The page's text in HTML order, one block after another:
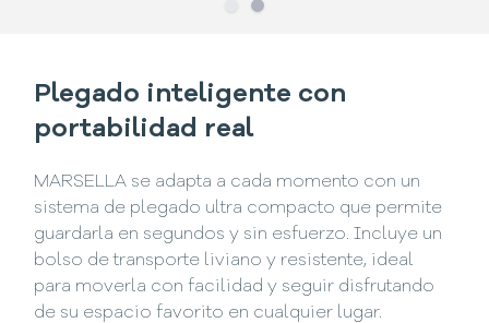
SlideSlide
Plegado inteligente con
portabilidad real
MARSELLA se adapta a cada momento con un
sistema de plegado ultra compacto que permite
guardarla en segundos y sin esfuerzo. Incluye un
bolso de transporte liviano y resistente, ideal
para moverla con facilidad y seguir disfrutando
de su espacio favorito en cualquier lugar.